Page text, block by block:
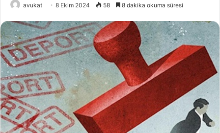
avukat 8 Ekim 2024 58 8 dakika okuma süresi